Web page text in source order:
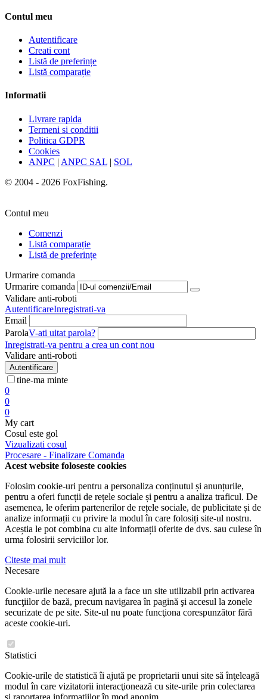
Contul meu
Autentificare
Creati cont
Listă de preferințe
Listă comparație
Informatii
Livrare rapida
Termeni si conditii
Politica GDPR
Cookies
ANPC | ANPC SAL | SOL
© 2004 - 2026 FoxFishing.
Contul meu
Comenzi
Listă comparație
Listă de preferințe
Urmarire comanda
Urmarire comanda
Validare anti-roboti
AutentificareInregistrati-va
Email
ParolaV-ati uitat parola?
Inregistrati-va pentru a crea un cont nou
Validare anti-roboti
Autentificare
tine-ma minte
0
0
0
My cart
Cosul este gol
Vizualizati cosul
Procesare - Finalizare Comanda
Acest website foloseste cookies
Folosim cookie-uri pentru a personaliza conținutul și anunțurile,
pentru a oferi funcții de rețele sociale și pentru a analiza traficul. De
asemenea, le oferim partenerilor de rețele sociale, de publicitate și de
analize informații cu privire la modul în care folosiți site-ul nostru.
Aceștia le pot combina cu alte informații oferite de dvs. sau culese în
urma folosirii serviciilor lor.
Citeste mai mult
Necesare
Cookie-urile necesare ajută la a face un site utilizabil prin activarea
funcţiilor de bază, precum navigarea în pagină şi accesul la zonele
securizate de pe site. Site-ul nu poate funcţiona corespunzător fără
aceste cookie-uri.
Statistici
Cookie-urile de statistică îi ajută pe proprietarii unui site să înţeleagă
modul în care vizitatorii interacţionează cu site-urile prin colectarea
şi raportarea informaţiilor în mod anonim.